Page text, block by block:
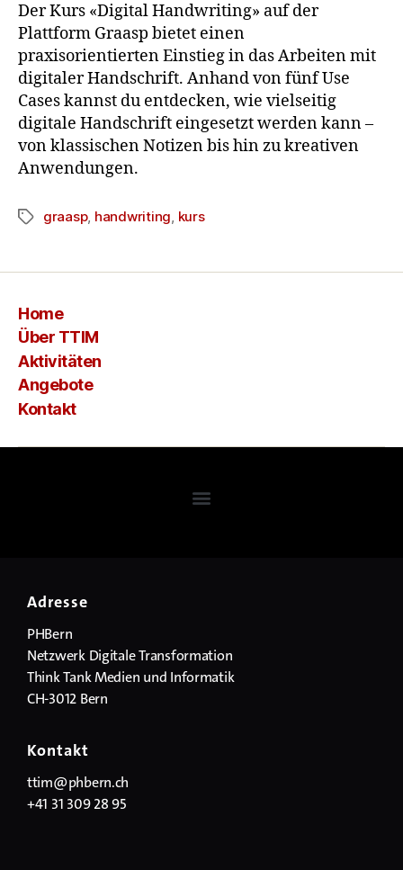
Der Kurs «Digital Handwriting» auf der
Plattform Graasp bietet einen
praxisorientierten Einstieg in das Arbeiten mit
digitaler Handschrift. Anhand von fünf Use
Cases kannst du entdecken, wie vielseitig
digitale Handschrift eingesetzt werden kann –
von klassischen Notizen bis hin zu kreativen
Anwendungen.
graasp, handwriting, kurs
Home
Über TTIM
Aktivitäten
Angebote
Kontakt
Adresse
PHBern
Netzwerk Digitale Transformation
Think Tank Medien und Informatik
CH-3012 Bern
Kontakt
ttim@phbern.ch
+41 31 309 28 95